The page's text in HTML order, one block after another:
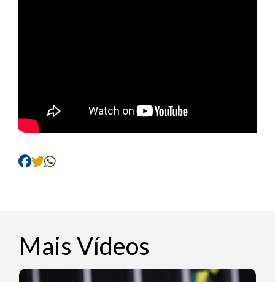
Mais Vídeos